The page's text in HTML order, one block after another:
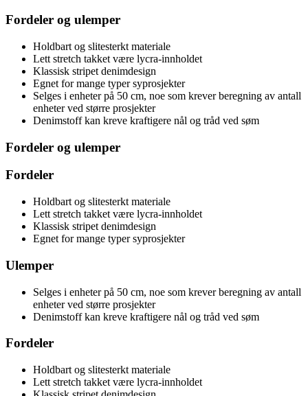
Fordeler og ulemper
Holdbart og slitesterkt materiale
Lett stretch takket være lycra-innholdet
Klassisk stripet denimdesign
Egnet for mange typer syprosjekter
Selges i enheter på 50 cm, noe som krever beregning av antall
enheter ved større prosjekter
Denimstoff kan kreve kraftigere nål og tråd ved søm
Fordeler og ulemper
Fordeler
Holdbart og slitesterkt materiale
Lett stretch takket være lycra-innholdet
Klassisk stripet denimdesign
Egnet for mange typer syprosjekter
Ulemper
Selges i enheter på 50 cm, noe som krever beregning av antall
enheter ved større prosjekter
Denimstoff kan kreve kraftigere nål og tråd ved søm
Fordeler
Holdbart og slitesterkt materiale
Lett stretch takket være lycra-innholdet